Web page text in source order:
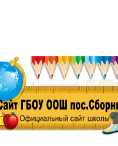
ООШ